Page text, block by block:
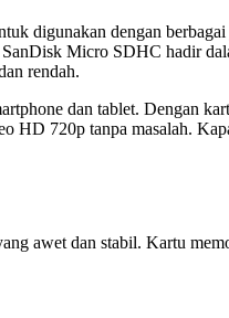
digunakan dengan
Micro SDHC hadir
rendah.
dan tablet. Dengan
720p tanpa masalah.
awet dan stabil. Kartu